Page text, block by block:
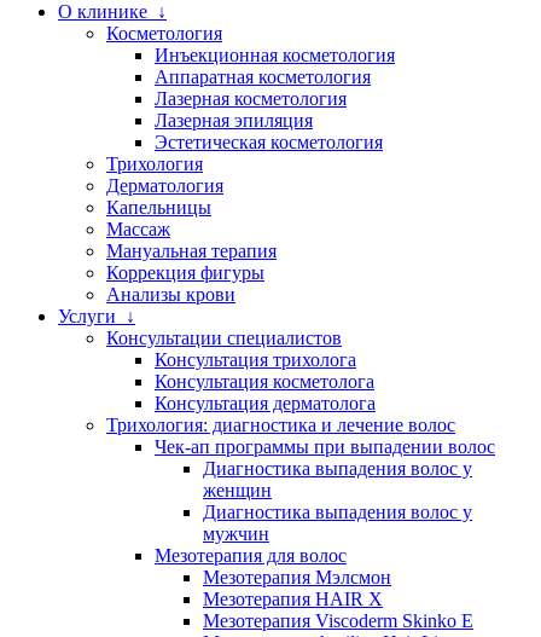
О клинике ↓
Косметология
Инъекционная косметология
Аппаратная косметология
Лазерная косметология
Лазерная эпиляция
Эстетическая косметология
Трихология
Дерматология
Капельницы
Массаж
Мануальная терапия
Коррекция фигуры
Анализы крови
Услуги ↓
Консультации специалистов
Консультация трихолога
Консультация косметолога
Консультация дерматолога
Трихология: диагностика и лечение волос
Чек-ап программы при выпадении волос
Диагностика выпадения волос у
женщин
Диагностика выпадения волос у
мужчин
Мезотерапия для волос
Мезотерапия Мэлсмон
Мезотерапия HAIR X
Мезотерапия Viscoderm Skinko E